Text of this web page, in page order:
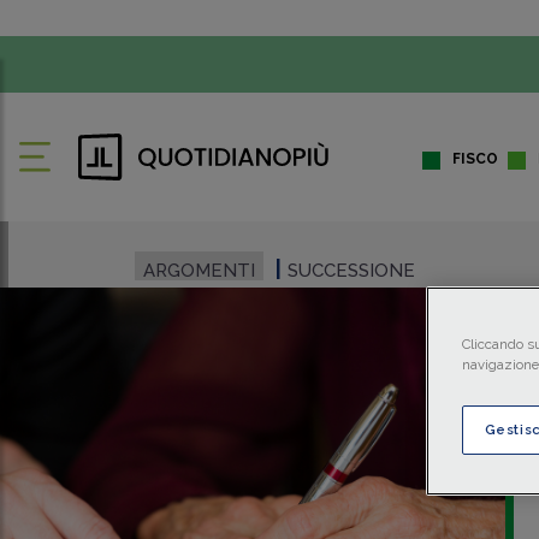
FISCO
ARGOMENTI SUCCESSIONE
Cliccando